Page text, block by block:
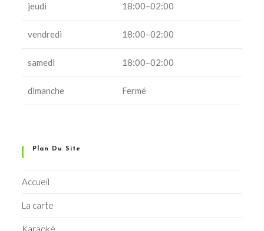
jeudi 18:00–02:00
vendredi 18:00–02:00
samedi 18:00–02:00
dimanche Fermé
Plan Du Site
Accueil
La carte
Karaoké